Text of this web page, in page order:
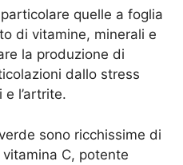
quelle a foglia
di vitamine, minerali e
la produzione di
dallo stress
l’artrite.
sono ricchissime di
C, potente